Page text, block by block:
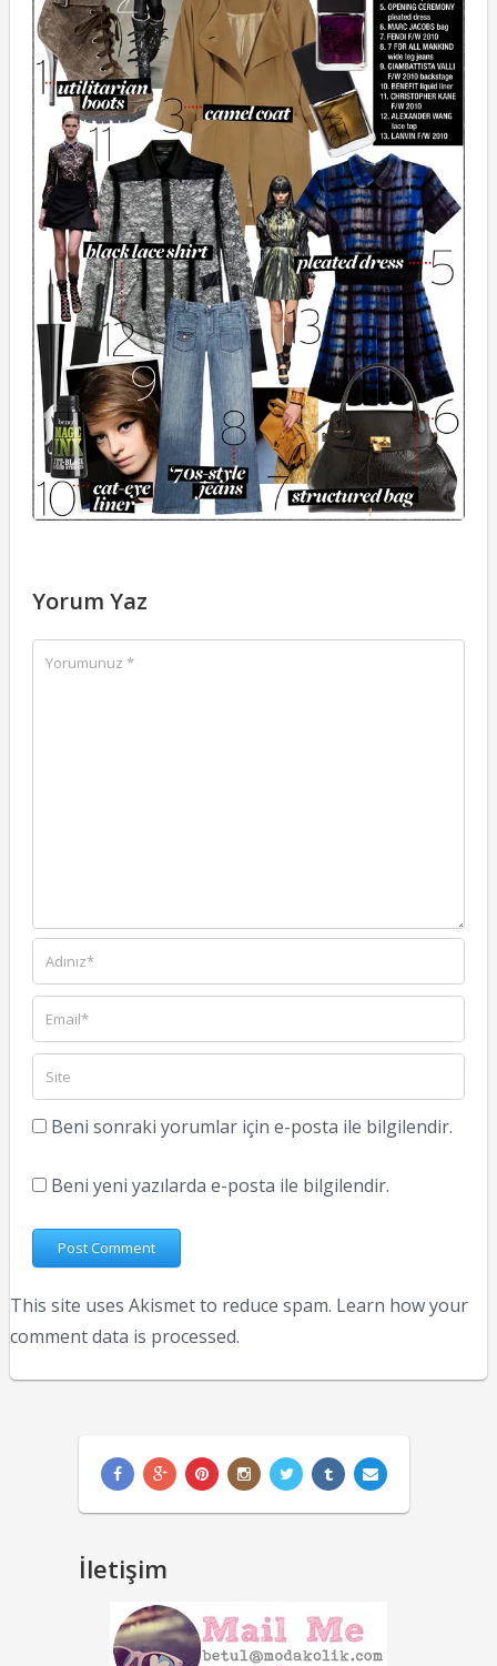
Yorum Yaz
Beni sonraki yorumlar için e-posta ile bilgilendir.
Beni yeni yazılarda e-posta ile bilgilendir.
This site uses Akismet to reduce spam. Learn how your
comment data is processed.
İletişim